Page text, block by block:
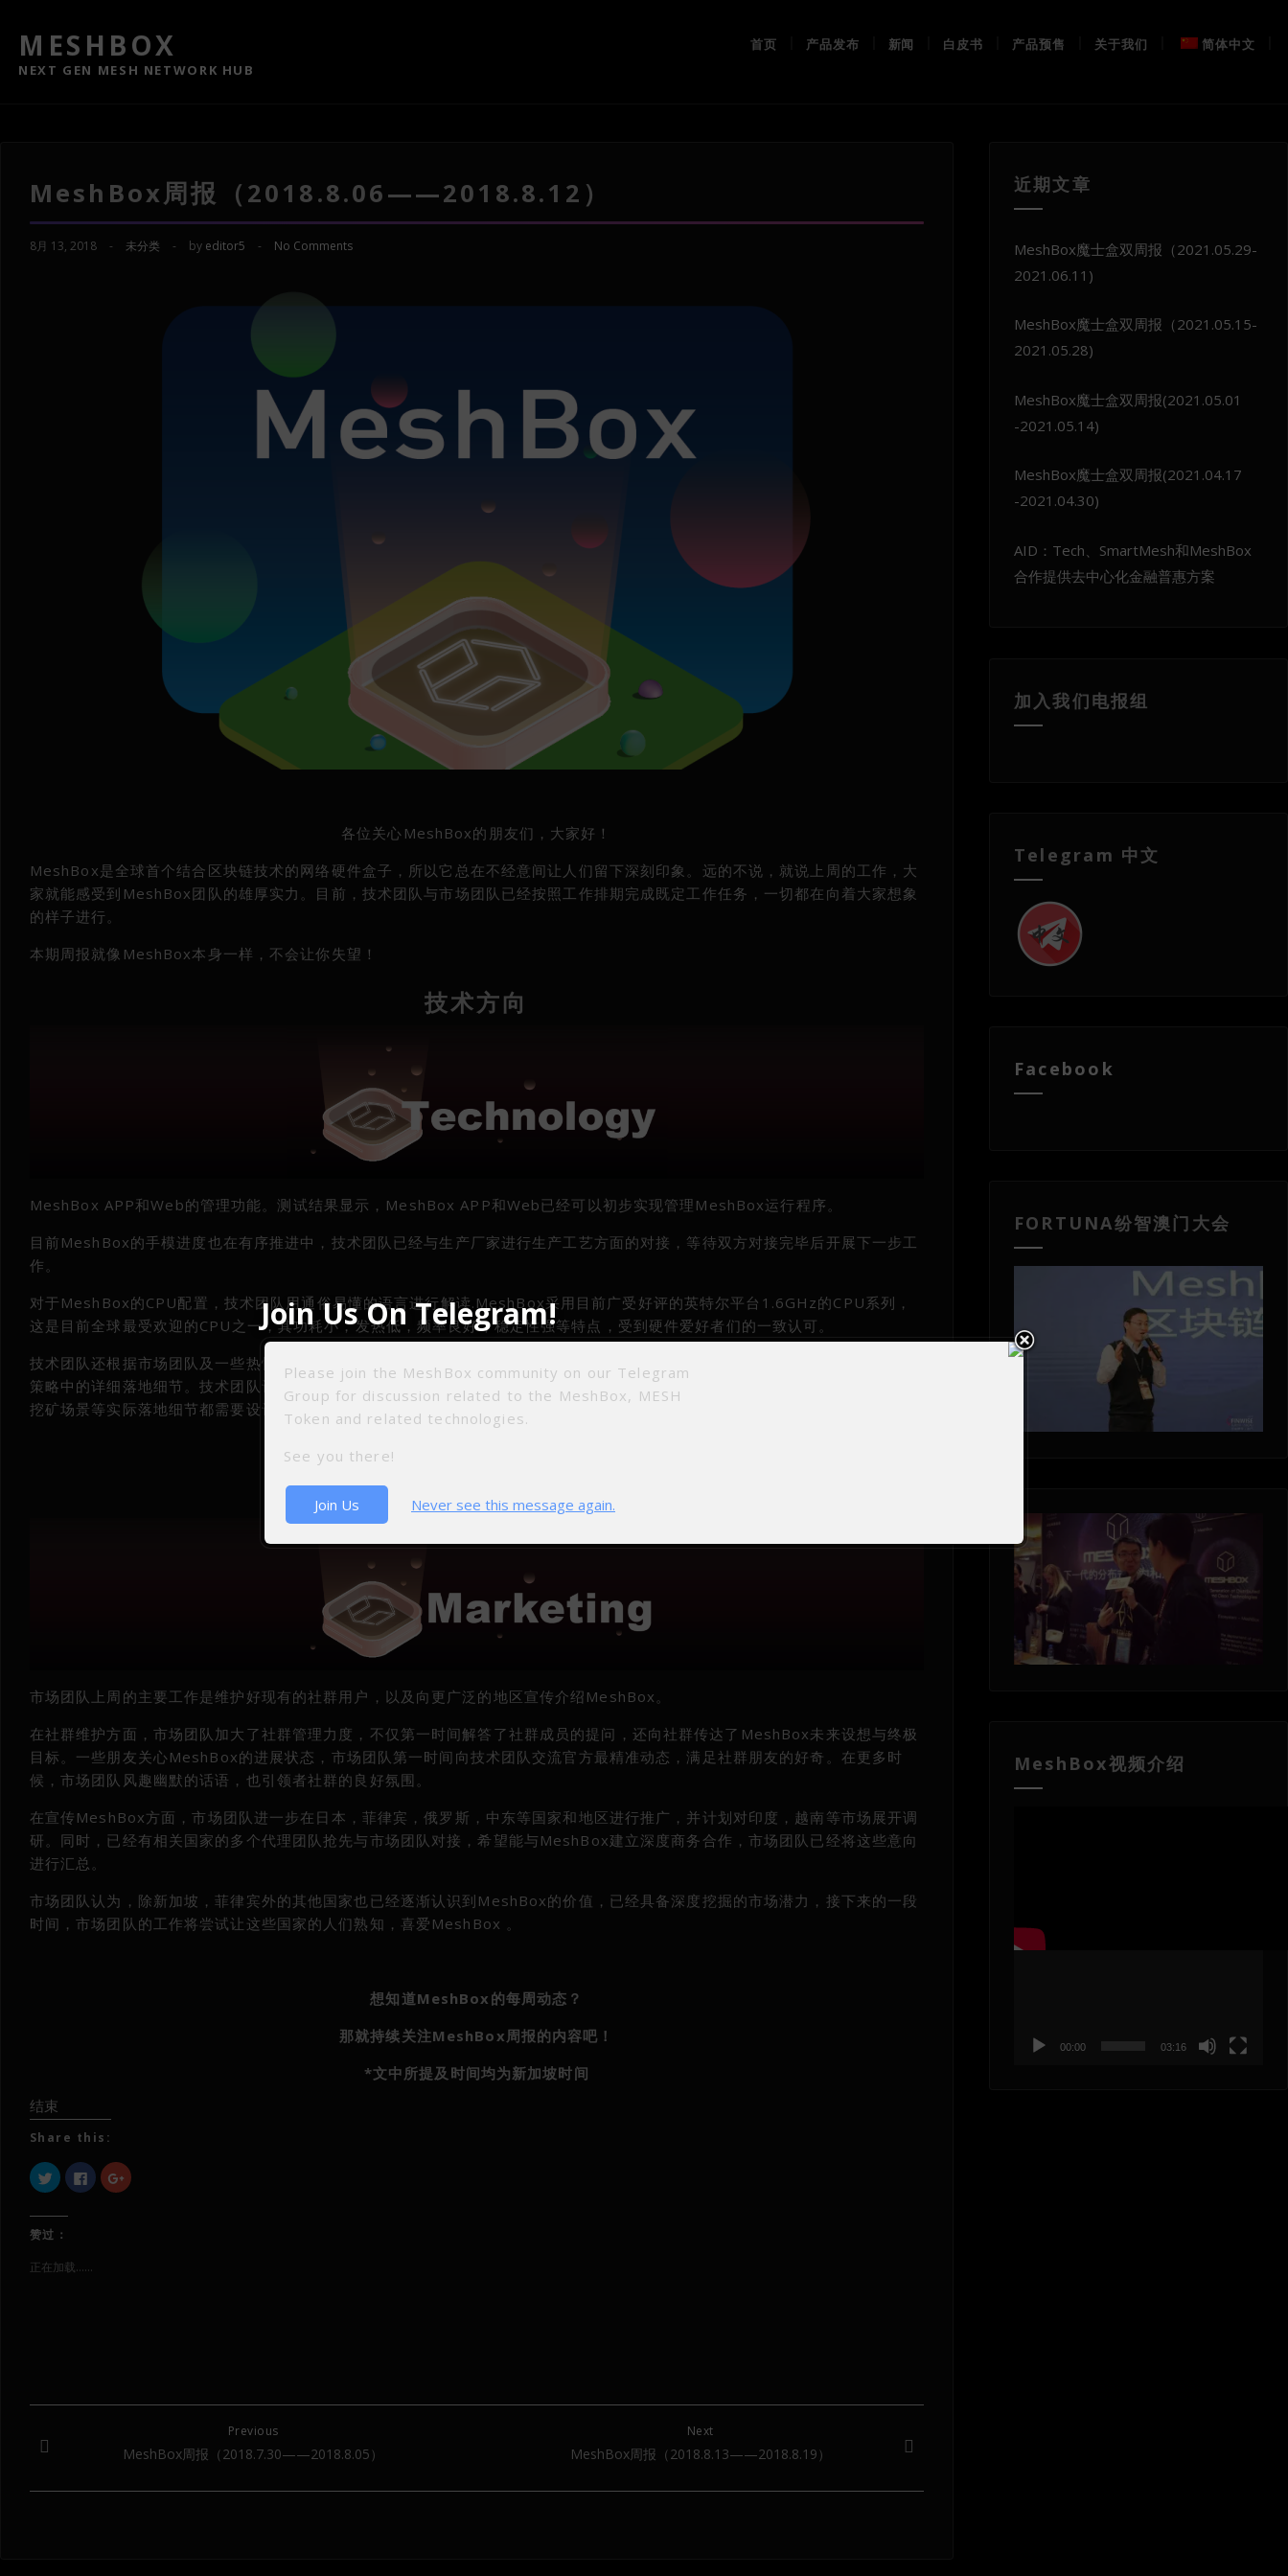
MESHBOX
NEXT GEN MESH NETWORK HUB
首页 产品发布 新闻 白皮书 产品预售 关于我们 简体中文
MeshBox周报（2018.8.06——2018.8.12）
8月 13, 2018 - 未分类 - by editor5 - No Comments
各位关心MeshBox的朋友们，大家好！
MeshBox是全球首个结合区块链技术的网络硬件盒子，所以它总在不经意间让人们留下深刻印象。远的不说，就说上周的工作，大
家就能感受到MeshBox团队的雄厚实力。目前，技术团队与市场团队已经按照工作排期完成既定工作任务，一切都在向着大家想象
的样子进行。
本期周报就像MeshBox本身一样，不会让你失望！
技术方向
MeshBox APP和Web的管理功能。测试结果显示，MeshBox APP和Web已经可以初步实现管理MeshBox运行程序。
目前MeshBox的手模进度也在有序推进中，技术团队已经与生产厂家进行生产工艺方面的对接，等待双方对接完毕后开展下一步工
作。
对于MeshBox的CPU配置，技术团队用通俗易懂的语言进行解读.MeshBox采用目前广受好评的英特尔平台1.6GHz的CPU系列，
这是目前全球最受欢迎的CPU之一，其功耗小，发热低，频率良好，稳定性强等特点，受到硬件爱好者们的一致认可。
技术团队还根据市场团队及一些热情社群朋友反馈的建议进行了MeshBox挖矿收益二次会议。本次会议详细讨论了收益规则和奖励
策略中的详细落地细节。技术团队认为，好的奖励机制能促进更多的人们加入到MeshBox的全球部署战略中，所以奖励的比重以及
挖矿场景等实际落地细节都需要设计的更为合理，这样能更好地带动越来越多的人因MeshBox获益。
市场方向
市场团队上周的主要工作是维护好现有的社群用户，以及向更广泛的地区宣传介绍MeshBox。
在社群维护方面，市场团队加大了社群管理力度，不仅第一时间解答了社群成员的提问，还向社群传达了MeshBox未来设想与终极
目标。一些朋友关心MeshBox的进展状态，市场团队第一时间向技术团队交流官方最精准动态，满足社群朋友的好奇。在更多时
候，市场团队风趣幽默的话语，也引领者社群的良好氛围。
在宣传MeshBox方面，市场团队进一步在日本，菲律宾，俄罗斯，中东等国家和地区进行推广，并计划对印度，越南等市场展开调
研。同时，已经有相关国家的多个代理团队抢先与市场团队对接，希望能与MeshBox建立深度商务合作，市场团队已经将这些意向
进行汇总。
市场团队认为，除新加坡，菲律宾外的其他国家也已经逐渐认识到MeshBox的价值，已经具备深度挖掘的市场潜力，接下来的一段
时间，市场团队的工作将尝试让这些国家的人们熟知，喜爱MeshBox 。
想知道MeshBox的每周动态？
那就持续关注MeshBox周报的内容吧！
*文中所提及时间均为新加坡时间
结束
Share this:
点
击
Twitter
上
共
（在
新
点
击
（在
点
击
赞过：
正在加载……
Next
MeshBox周报（2018.8.13——2018.8.19）
Previous
MeshBox周报（2018.7.30——2018.8.05）
近期文章
MeshBox魔士盒双周报（2021.05.29-
2021.06.11)
MeshBox魔士盒双周报（2021.05.15-
2021.05.28)
MeshBox魔士盒双周报(2021.05.01
-2021.05.14)
MeshBox魔士盒双周报(2021.04.17
-2021.04.30)
AID：Tech、SmartMesh和MeshBox
合作提供去中心化金融普惠方案
加入我们电报组
Telegram 中文
Facebook
FORTUNA纷智澳门大会
MeshBox视频介绍
00:00 03:16
Join Us On Telegram!
Please join the MeshBox community on our Telegram
Group for discussion related to the MeshBox, MESH
Token and related technologies.
See you there!
Join Us Never see this message again.